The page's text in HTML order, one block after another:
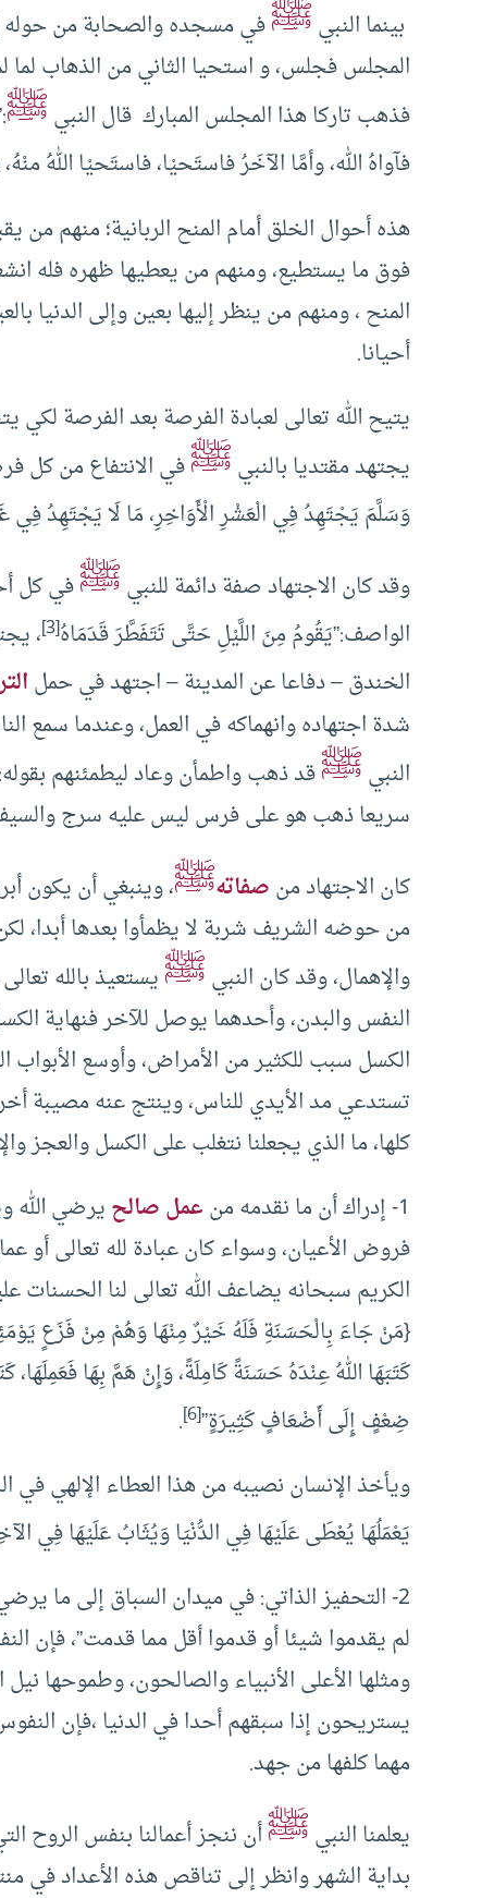
بينما النبيﷺفي مسجده والصحابة من حوله
المجلس فجلس، و استحيا الثاني من الذهاب لما
فذهب تاركا هذا المجلس المبارك قال النبيﷺ
فآواهُ الله، وأمَّا الآخَرُ فاستَحيْا، فاستَحيْا اللهُ
هذه أحوال الخلق أمام المنح الربانية؛ منهم من
فوق ما يستطيع، ومنهم من يعطيها ظهره فله
المنح ، ومنهم من ينظر إليها بعين وإلى الدنيا
أحيانا.
يتيح الله تعالى لعبادة الفرصة بعد الفرصة
يجتهد مقتديا بالنبيﷺفي الانتفاع من كل
وَسَلَّمَ يَجْتَهِدُ فِي الْعَشْرِ الْأَوَاخِرِ، مَا لَا يَجْتَهِدُ فِي
وقد كان الاجتهاد صفة دائمة للنبيﷺفي كل
الواصف:”يَقُومُ مِنَ اللَّيْلِ حَتَّى تَتَفَطَّرَ قَدَمَاهُ[3] ،
الخندق – دفاعا عن المدينة – اجتهد في حمل
شدة اجتهاده وانهماكه في العمل، وعندما
النبيﷺقد ذهب واطمأن وعاد ليطمئنهم بقوله:
سريعا ذهب هو على فرس ليس عليه سرج
كان الاجتهاد منصفاتهﷺ، وينبغي أن يكون
من حوضه الشريف شربة لا يظمأوا بعدها أبدا،
والإهمال، وقد كان النبيﷺيستعيذ بالله
النفس والبدن، وأحدهما يوصل للآخر فنهاية
الكسل سبب للكثير من الأمراض، وأوسع
تستدعي مد الأيدي للناس، وينتج عنه مصيبة
كلها، ما الذي يجعلنا نتغلب على الكسل والعجز
1- إدراك أن ما نقدمه من
عمل صالحيرضي الله
فروض الأعيان، وسواء كان عبادة لله تعالى أو
كَتَبَهَا اللهُ عِنْدَهُ حَسَنَةً كَامِلَةً، وَإِنْ هَمَّ بِهَا
ضِعْفٍ إِلَى أَضْعَافٍ كَثِيرَةٍ”[6]
.
ويأخذ الإنسان نصيبه من هذا العطاء الإلهي في
يَعْمَلُهَا يُعْطَى عَلَيْهَا فِي الدُّنْيَا وَيُثَابُ عَلَيْهَا فِي
2- التحفيز الذاتي: في ميدان السباق إلى ما
لم يقدموا شيئا أو قدموا أقل مما قدمت”، فإن
ومثلها الأعلى الأنبياء والصالحون، وطموحها
يستريحون إذا سبقهم أحدا في الدنيا ،فإن
مهما كلفها من جهد.
يعلمنا النبيﷺأن ننجز أعمالنا بنفس الروح
بداية الشهر وانظر إلى تناقص هذه الأعداد في